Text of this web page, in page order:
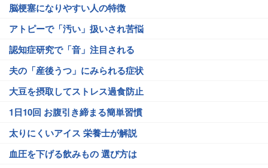
脳梗塞になりやすい人の特徴
アトピーで「汚い」扱いされ苦悩
認知症研究で「音」注目される
夫の「産後うつ」にみられる症状
大豆を摂取してストレス過食防止
1日10回 お腹引き締まる簡単習慣
太りにくいアイス 栄養士が解説
血圧を下げる飲みもの 選び方は